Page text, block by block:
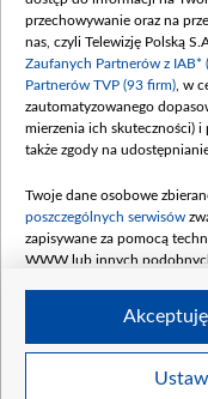
Data
(wpłata
Data
kwiecień 180
czerwca 90
4 sierpnia
przechowywanie oraz na
nas, czyli Telewizję Polską
Zaufanych Partnerów z IAB*
Partnerów TVP (93 firm) , w
zautomatyzowanego
mierzenia ich skuteczności) i
także zgody na
Twoje dane osobowe
poszczególnych serwisów
zapisywane za pomocą
WWW lub innych
Twoje dane osobowe